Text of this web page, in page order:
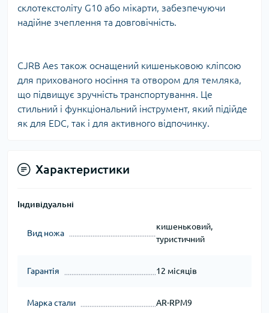
склотекстоліту G10 або мікарти, забезпечуючи
надійне зчеплення та довговічність.
CJRB Aes також оснащений кишеньковою кліпсою
для прихованого носіння та отвором для темляка,
що підвищує зручність транспортування. Це
стильний і функціональний інструмент, який підійде
як для EDC, так і для активного відпочинку.
Характеристики
Індивідуальні
Вид ножа
кишеньковий,
туристичний
Гарантія 12 місяців
Марка стали AR-RPM9